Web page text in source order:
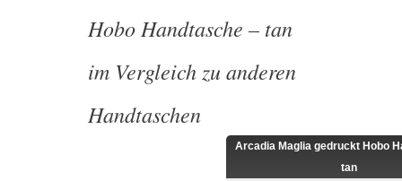
Hobo Handtasche – tan
im Vergleich zu anderen
Handtaschen
Arcadia Maglia gedruckt Hobo
tan